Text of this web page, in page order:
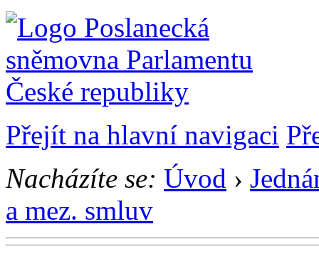
Přejít na hlavní navigaci
Nacházíte se: Úvod ›
a mez. smluv